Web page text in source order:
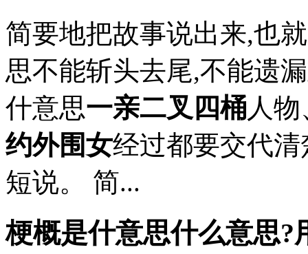
简要地把故事说出来,也
思不能斩头去尾,不能遗
什意思一亲二叉四桶人
约外围女经过都要交代
短说。 简...
梗概是什意思什么意思?